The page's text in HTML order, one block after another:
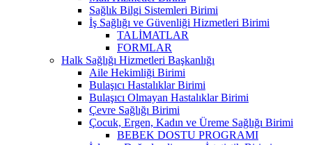
Sağlık Bilgi Sistemleri Birimi
İş Sağlığı ve Güvenliği Hizmetleri Birimi
TALİMATLAR
FORMLAR
Halk Sağlığı Hizmetleri Başkanlığı
Aile Hekimliği Birimi
Bulaşıcı Hastalıklar Birimi
Bulaşıcı Olmayan Hastalıklar Birimi
Çevre Sağlığı Birimi
Çocuk, Ergen, Kadın ve Üreme Sağlığı Birimi
BEBEK DOSTU PROGRAMI